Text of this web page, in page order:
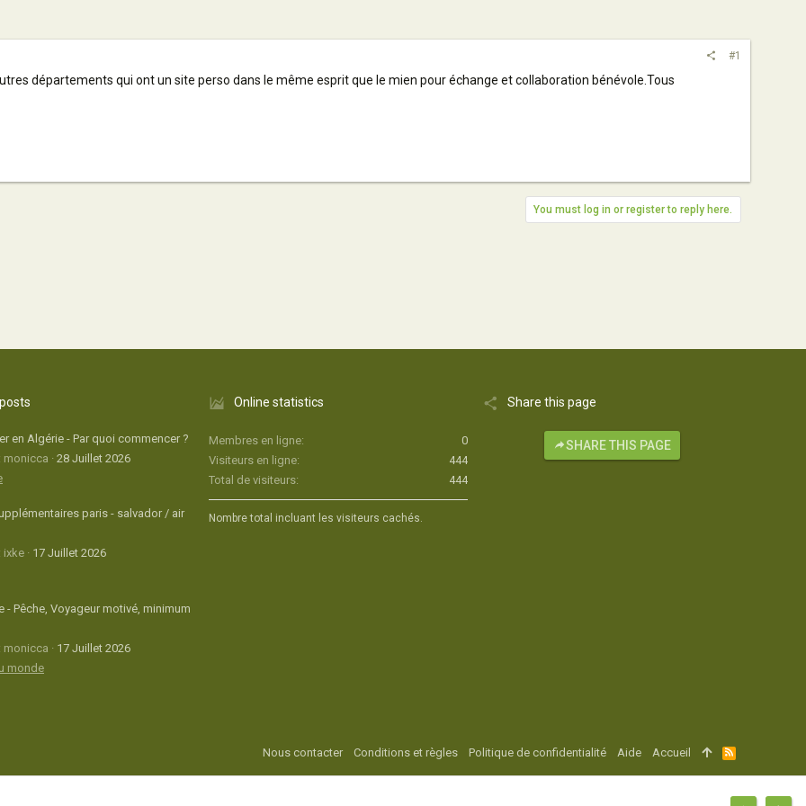
#1
départements qui ont un site perso dans le même esprit que le mien pour échange et collaboration bénévole.Tous
You must log in or register to reply here.
en Algérie - Par quoi commencer ?
monicca
28 Juillet 2026
paris - salvador / air
ixke 17 Juillet 2026
- Pêche, Voyageur motivé, minimum
monicca
17 Juillet 2026
monde
Online statistics
Membres en ligne
0
Visiteurs en ligne
444
Total de visiteurs
444
Nombre total incluant les visiteurs cachés.
Share this page
SHARE THIS PAGE
Nous contacter Conditions et règles Politique de confidentialité Aide Accueil
R
S
S